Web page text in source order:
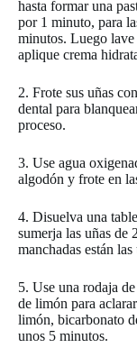
hasta formar una
por 1 minuto, para
minutos. Luego lave
aplique crema
2. Frote sus uñas
dental para
proceso.
3. Use agua
algodón y frote en
4. Disuelva una
sumerja las uñas de
manchadas están las
5. Use una rodaja
de limón para
limón, bicarbonato
unos 5 minutos.